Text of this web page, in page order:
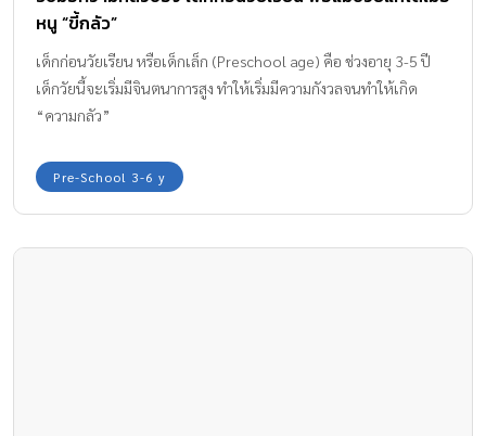
หนู “ขี้กลัว”
เด็กก่อนวัยเรียน หรือเด็กเล็ก (Preschool age) คือ ช่วงอายุ 3-5 ปี
เด็กวัยนี้จะเริ่มมีจินตนาการสูง ทำให้เริ่มมีความกังวลจนทำให้เกิด
“ความกลัว”
Pre-School 3-6 y